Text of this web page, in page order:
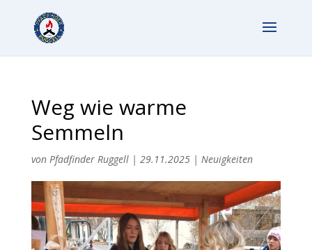
Weg wie warme
Semmeln
von Pfadfinder Ruggell| 29.11.2025| Neuigkeiten